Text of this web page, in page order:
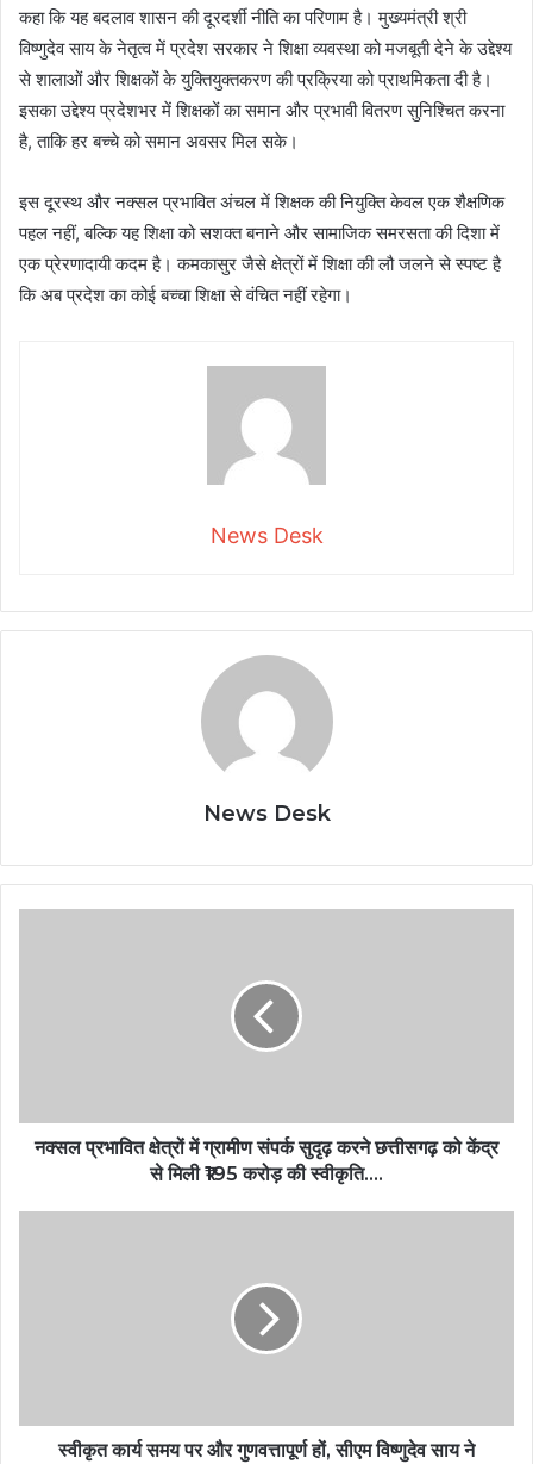
कहा कि यह बदलाव शासन की दूरदर्शी नीति का परिणाम है। मुख्यमंत्री श्री
विष्णुदेव साय के नेतृत्व में प्रदेश सरकार ने शिक्षा व्यवस्था को मजबूती देने के उद्देश्य
से शालाओं और शिक्षकों के युक्तियुक्तकरण की प्रक्रिया को प्राथमिकता दी है।
इसका उद्देश्य प्रदेशभर में शिक्षकों का समान और प्रभावी वितरण सुनिश्चित करना
है, ताकि हर बच्चे को समान अवसर मिल सके।
इस दूरस्थ और नक्सल प्रभावित अंचल में शिक्षक की नियुक्ति केवल एक शैक्षणिक
पहल नहीं, बल्कि यह शिक्षा को सशक्त बनाने और सामाजिक समरसता की दिशा में
एक प्रेरणादायी कदम है। कमकासुर जैसे क्षेत्रों में शिक्षा की लौ जलने से स्पष्ट है
कि अब प्रदेश का कोई बच्चा शिक्षा से वंचित नहीं रहेगा।
News Desk
News Desk
नक्सल प्रभावित क्षेत्रों में ग्रामीण संपर्क सुदृढ़ करने छत्तीसगढ़ को केंद्र
से मिली ₹195 करोड़ की स्वीकृति….
स्वीकृत कार्य समय पर और गुणवत्तापूर्ण हों, सीएम विष्णुदेव साय ने